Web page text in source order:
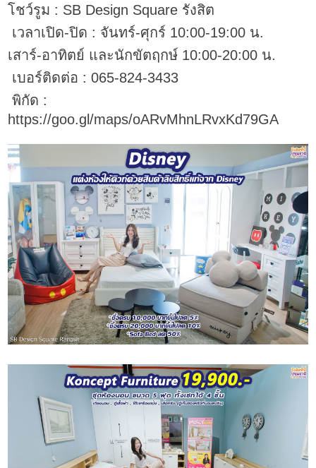
โชว์รูม : SB Design Square รังสิต
เวลาเปิด-ปิด : จันทร์-ศุกร์ 10:00-19:00 น.
เสาร์-อาทิตย์ และนักขัตฤกษ์ 10:00-20:00 น.
เบอร์ติดต่อ : 065-824-3433
พิกัด :
https://goo.gl/maps/oARvMhnLRvxKd79GA